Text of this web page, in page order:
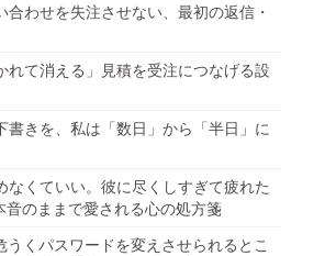
合わせを失注させない、最初の返信・
れて消える」見積を受注につなげる設
書きを、私は「数日」から「半日」に
なくていい。彼に尽くしすぎて疲れた
音のままで愛される心の処方箋
うくパスワードを変えさせられるとこ